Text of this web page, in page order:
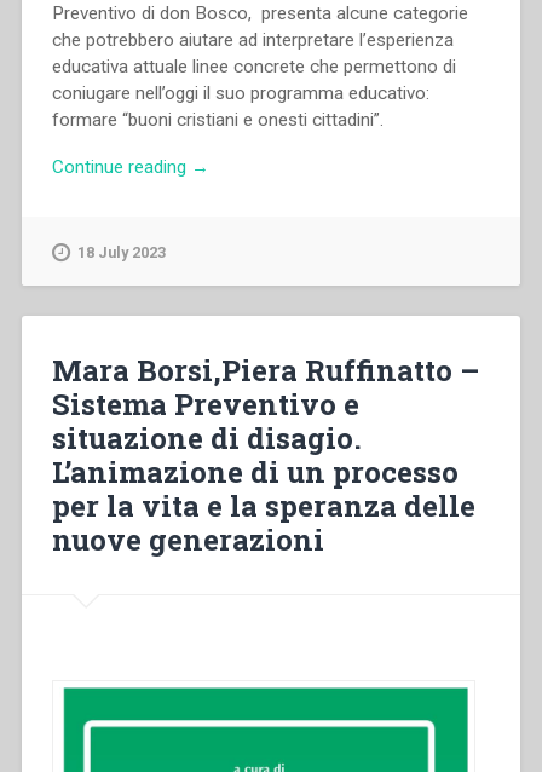
Preventivo di don Bosco, presenta alcune categorie
che potrebbero aiutare ad interpretare l’esperienza
educativa attuale linee concrete che permettono di
coniugare nell’oggi il suo programma educativo:
formare “buoni cristiani e onesti cittadini”.
Continue reading “Antonia
Bosco
forza
per
rigenerare
la
società”
→
18 July 2023
Mara Borsi,Piera Ruffinatto –
Sistema Preventivo e
situazione di disagio.
L’animazione di un processo
per la vita e la speranza delle
nuove generazioni